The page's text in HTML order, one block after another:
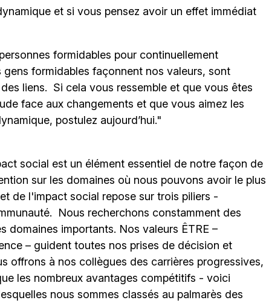
et si vous pensez avoir un effet immédiat
formidables pour continuellement
formidables façonnent nos valeurs, sont
liens. Si cela vous ressemble et que vous êtes
face aux changements et que vous aimez les
postulez aujourd’hui."
social est un élément essentiel de notre façon de
sur les domaines où nous pouvons avoir le plus
de l'impact social repose sur trois piliers -
Nous recherchons constamment des
domaines importants. Nos valeurs ÊTRE –
– guident toutes nos prises de décision et
offrons à nos collègues des carrières progressives,
les nombreux avantages compétitifs - voici
nous sommes classés au palmarès des